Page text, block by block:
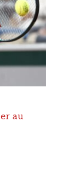
au